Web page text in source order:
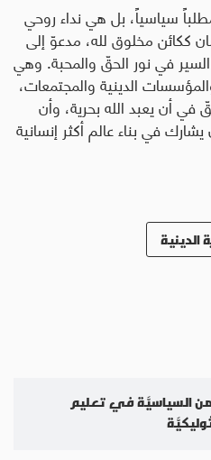
سياسياً، بل هي نداء روحي
ككائن مخلوق لله، مدعوّ إلى
في نور الحقّ والمحبة. وهي
الدينية والمجتمعات،
أن يعبد الله بحرية، وأن
في بناء عالم أكثر إنسانية
الدينية
السياسيَّة في تعليم